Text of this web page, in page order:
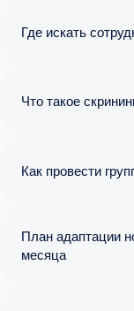
Где искать
Что такое
Как провести
План адаптации
месяца